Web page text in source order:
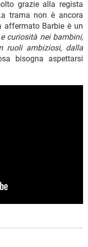
grazie alla regista
trama non è ancora
affermato Barbie è un
curiosità nei bambini,
ruoli ambiziosi, dalla
bisogna aspettarsi